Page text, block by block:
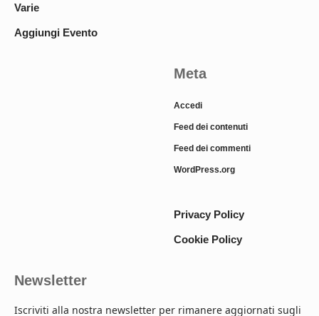
Varie
Aggiungi Evento
Meta
Accedi
Feed dei contenuti
Feed dei commenti
WordPress.org
Privacy Policy
Cookie Policy
Newsletter
Iscriviti alla nostra newsletter per rimanere aggiornati sugli